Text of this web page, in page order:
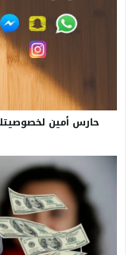
حارس أمين